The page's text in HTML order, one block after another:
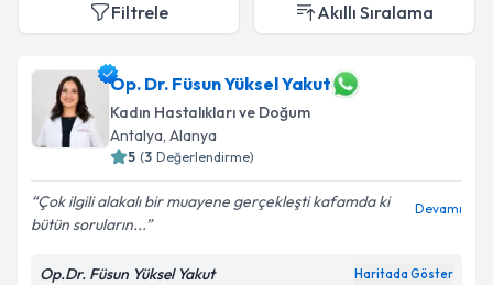
Filtrele Akıllı Sıralama
Op. Dr. Füsun Yüksel Yakut
Kadın Hastalıkları ve Doğum
Antalya, Alanya
5 (3 Değerlendirme)
Çok ilgili alakalı bir muayene gerçekleşti kafamda ki
bütün soruların...
Devamı
Op.Dr. Füsun Yüksel Yakut Haritada Göster